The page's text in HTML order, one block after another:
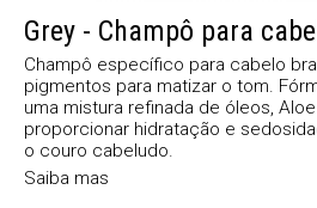
Grey - Champô para
Champô específico para cabelo
pigmentos para matizar o tom.
uma mistura refinada de óleos,
proporcionar hidratação e
o couro cabeludo.
Saiba mas